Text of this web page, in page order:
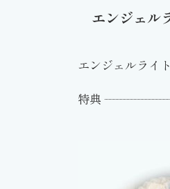
エンジェル
エンジェルライト
特典